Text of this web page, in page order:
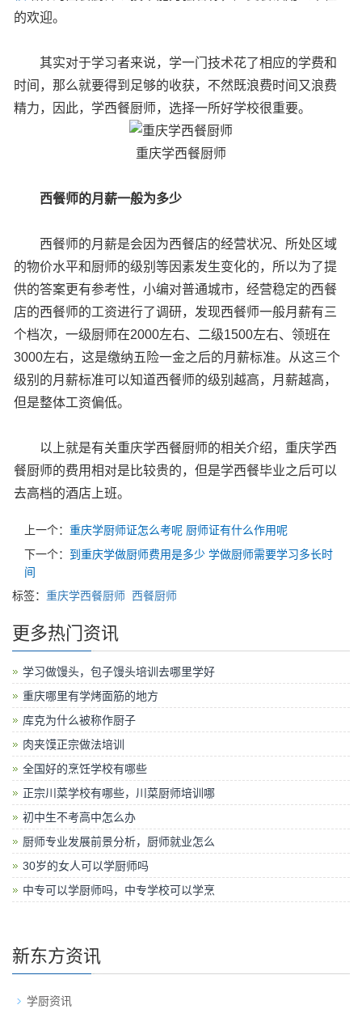
的欢迎。
其实对于学习者来说，学一门技术花了相应的学费和
时间，那么就要得到足够的收获，不然既浪费时间又浪费
精力，因此，学西餐厨师，选择一所好学校很重要。
重庆学西餐厨师
西餐师的月薪一般为多少
西餐师的月薪是会因为西餐店的经营状况、所处区域
的物价水平和厨师的级别等因素发生变化的，所以为了提
供的答案更有参考性，小编对普通城市，经营稳定的西餐
店的西餐师的工资进行了调研，发现西餐师一般月薪有三
个档次，一级厨师在2000左右、二级1500左右、领班在
3000左右，这是缴纳五险一金之后的月薪标准。从这三个
级别的月薪标准可以知道西餐师的级别越高，月薪越高，
但是整体工资偏低。
以上就是有关重庆学西餐厨师的相关介绍，重庆学西
餐厨师的费用相对是比较贵的，但是学西餐毕业之后可以
去高档的酒店上班。
上一个： 重庆学厨师证怎么考呢 厨师证有什么作用呢
下一个： 到重庆学做厨师费用是多少 学做厨师需要学习多长时
间
标签： 重庆学西餐厨师 西餐厨师
更多热门资讯
学习做馒头，包子馒头培训去哪里学好
重庆哪里有学烤面筋的地方
库克为什么被称作厨子
肉夹馍正宗做法培训
全国好的烹饪学校有哪些
正宗川菜学校有哪些，川菜厨师培训哪
初中生不考高中怎么办
厨师专业发展前景分析，厨师就业怎么
30岁的女人可以学厨师吗
中专可以学厨师吗，中专学校可以学烹
新东方资讯
学厨资讯